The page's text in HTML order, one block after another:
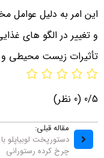
این امر به دلیل عوامل
و تغییر در الگو های
تأثیرات زیست‌ محیطی
0/5 (0 نظر)
مقاله قبلی:
دستورپخت لوبیاپلو
چرخ کرده رستورانی